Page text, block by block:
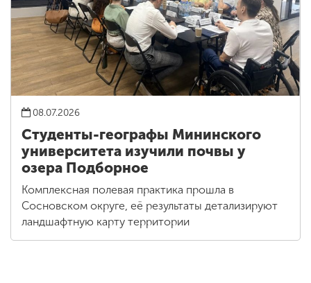
08.07.2026
Студенты-географы Мининского
университета изучили почвы у
озера Подборное
Комплексная полевая практика прошла в
Сосновском округе, её результаты детализируют
ландшафтную карту территории